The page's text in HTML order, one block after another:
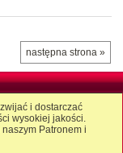
następna strona »
i dostarczać
wysokiej jakości.
Patronem i